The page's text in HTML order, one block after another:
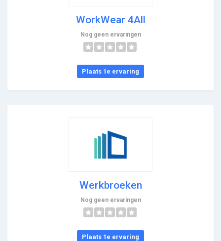
WorkWear 4All
Nog geen ervaringen
Plaats 1e ervaring
Werkbroeken
Nog geen ervaringen
Plaats 1e ervaring